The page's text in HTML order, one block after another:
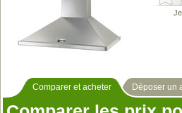
Comparer et acheter Déposer un